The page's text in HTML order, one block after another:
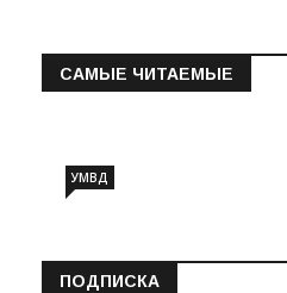
САМЫЕ ЧИТАЕМЫЕ
УМВД
ПОДПИСКА